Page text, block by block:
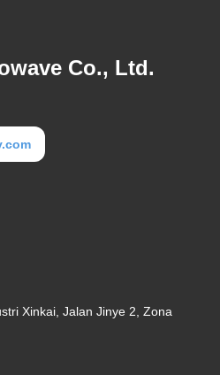
Co., Ltd.
Xinkai, Jalan Jinye 2, Zona